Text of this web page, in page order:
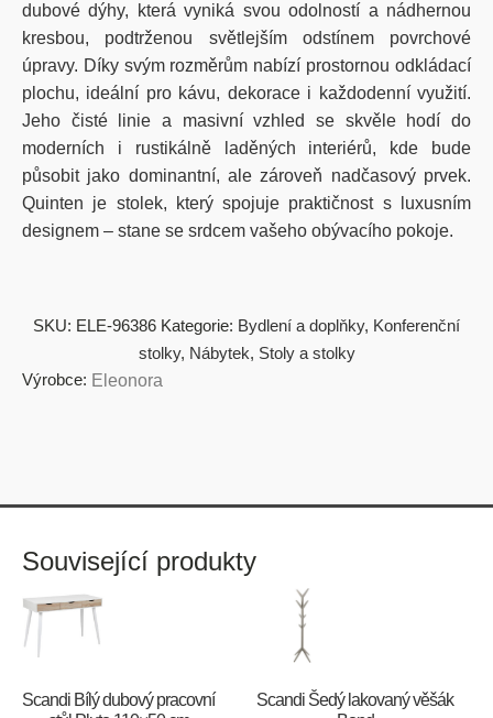
dubové dýhy, která vyniká svou odolností a nádhernou
kresbou, podtrženou světlejším odstínem povrchové
úpravy. Díky svým rozměrům nabízí prostornou odkládací
plochu, ideální pro kávu, dekorace i každodenní využití.
Jeho čisté linie a masivní vzhled se skvěle hodí do
moderních i rustikálně laděných interiérů, kde bude
působit jako dominantní, ale zároveň nadčasový prvek.
Quinten je stolek, který spojuje praktičnost s luxusním
designem – stane se srdcem vašeho obývacího pokoje.
SKU: ELE-96386 Kategorie: Bydlení a doplňky, Konferenční
stolky, Nábytek, Stoly a stolky
Výrobce: Eleonora
Související produkty
Scandi Bílý dubový pracovní
Scandi Šedý lakovaný věšák